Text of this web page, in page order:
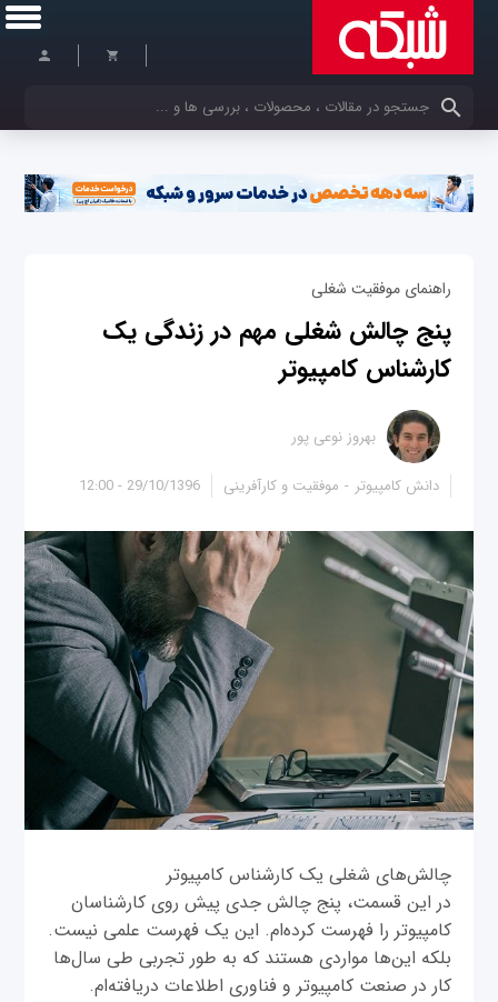
کلمات کلیدی خود را وارد کنید
راهنمای موفقیت شغلی
پنج چالش شغلی مهم در زندگی یک
کارشناس کامپیوتر
29/10/1396 - 12:00
بهروز نوعی پور
دانش کامپیوتر موفقیت و کارآفرینی
چالش‌های شغلی یک کارشناس کامپیوتر
در این قسمت، پنج چالش جدی پیش روی کارشناسان
کامپیوتر را فهرست کرده‌ام. این یک فهرست علمی نیست.
بلکه این‌ها مواردی هستند که به طور تجربی طی سال‌ها
کار در صنعت کامپیوتر و فناوری اطلاعات دریافته‌ام.